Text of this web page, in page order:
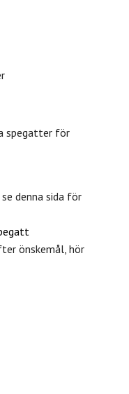
spegatter för
denna sida för
önskemål, hör